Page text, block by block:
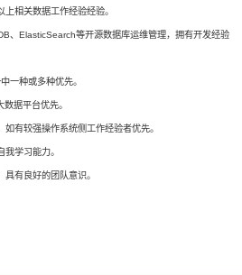
相关数据工作经验经验。
、ElasticSearch等开源数据库运维管理，拥有开发经验
一种或多种优先。
据平台优先。
有较强操作系统侧工作经验者优先。
学习能力。
有良好的团队意识。